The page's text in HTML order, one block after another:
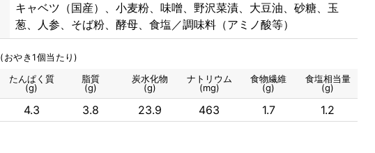
キャベツ（国産）、小麦粉、味噌、野沢菜漬、大豆油、砂糖、玉
葱、人参、そば粉、酵母、食塩／調味料（アミノ酸等）
(おやき1個当たり)
たんぱく質
(g)
脂質
(g)
炭水化物
(g)
ナトリウム
(mg)
食物繊維
(g)
食塩相当量
(g)
4.3 3.8 23.9 463 1.7 1.2